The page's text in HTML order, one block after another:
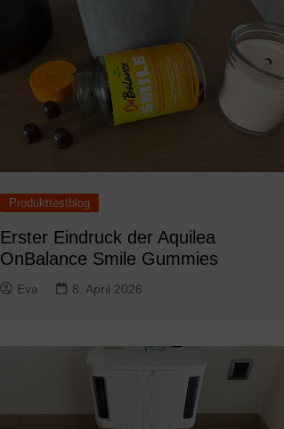
Produkttestblog
Erster Eindruck der Aquilea
OnBalance Smile Gummies
Eva 8. April 2026